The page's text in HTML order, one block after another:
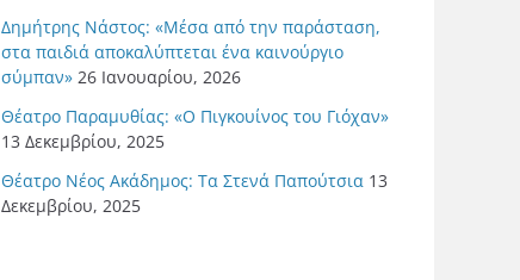
Δημήτρης Νάστος: «Μέσα από την παράσταση,
στα παιδιά αποκαλύπτεται ένα καινούργιο
σύμπαν» 26 Ιανουαρίου, 2026
Θέατρο Παραμυθίας: «Ο Πιγκουίνος του Γιόχαν»
13 Δεκεμβρίου, 2025
Θέατρο Νέος Ακάδημος: Τα Στενά Παπούτσια 13
Δεκεμβρίου, 2025